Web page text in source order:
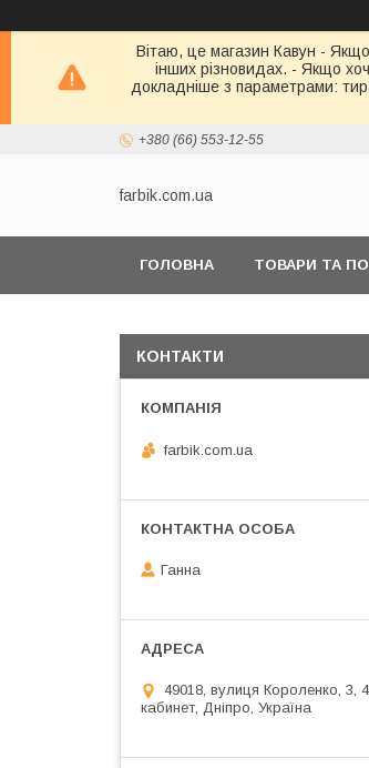
Вітаю, це магазин Кавун - Якщо
інших різновидах. - Якщо
докладніше з параметрами:
+380 (66) 553-12-55
farbik.com.ua
ГОЛОВНА ТОВАРИ ТА
КОНТАКТИ
farbik.com.ua
Ганна
49018, вулиця Короленко, 3,
кабинет, Дніпро, Україна